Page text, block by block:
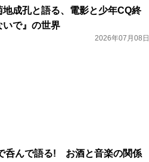
成孔と語る、電影と少年CQ終
いで』の世界
2026年07月08日
呑んで語る! お酒と音楽の関係